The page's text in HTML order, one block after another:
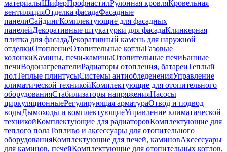
материалыШиферПрофнастилРулонная кровляКровельная
вентиляцияОтделка фасадаФасадные
панелиСайдингКомплектующие для фасадных
панелейДекоративные штукатурки для фасадаКлинкерная
плитка для фасадаДекоративный камень для наружной
отделкиОтоплениеОтопительные котлыГазовые
колонкиКамины, печи-каминыОтопительные печиБанные
печиВодонагревателиРадиаторы отопления, батареиТеплый
полТеплые плинтусыСистемы антиобледененияУправление
климатической техникойКомплектующие для отопительного
оборудованияСтабилизаторы напряженияНасосы
циркуляционныеРегулирующая арматураОтвод и подвод
водыДымоходы и комплектующиеУправление климатической
техникойКомплектующие для радиаторовКомплектующие для
теплого полаТопливо и аксессуары для отопительного
оборудованияКомплектующие для печей, каминовАксессуары
для каминов, печейКомплектующие для отопительных котлов,